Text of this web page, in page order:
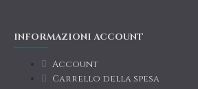
INFORMAZIONI ACCOUNT
Account
Carrello della spesa